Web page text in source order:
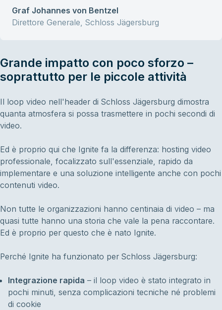
Graf Johannes von Bentzel
Direttore Generale, Schloss Jägersburg
Grande impatto con poco sforzo –
soprattutto per le piccole attività
Il loop video nell'header di Schloss Jägersburg dimostra
quanta atmosfera si possa trasmettere in pochi secondi di
video.
Ed è proprio qui che Ignite fa la differenza: hosting video
professionale, focalizzato sull'essenziale, rapido da
implementare e una soluzione intelligente anche con pochi
contenuti video.
Non tutte le organizzazioni hanno centinaia di video – ma
quasi tutte hanno una storia che vale la pena raccontare.
Ed è proprio per questo che è nato Ignite.
Perché Ignite ha funzionato per Schloss Jägersburg:
Integrazione rapida – il loop video è stato integrato in
pochi minuti, senza complicazioni tecniche né problemi
di cookie